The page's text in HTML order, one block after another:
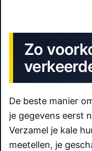
Zo
De beste manier
je gegevens eerst
Verzamel je kale
meetellen, je